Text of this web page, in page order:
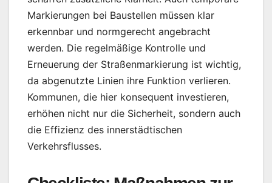
Markierungen bei Baustellen müssen klar
erkennbar und normgerecht angebracht
werden. Die regelmäßige Kontrolle und
Erneuerung der Straßenmarkierung ist wichtig,
da abgenutzte Linien ihre Funktion verlieren.
Kommunen, die hier konsequent investieren,
erhöhen nicht nur die Sicherheit, sondern auch
die Effizienz des innerstädtischen
Verkehrsflusses.